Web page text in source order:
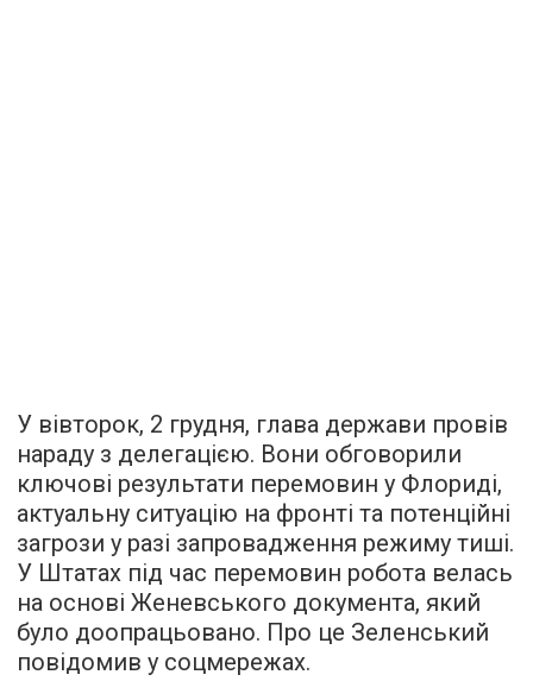
У вівторок, 2 грудня, глава держави провів
нараду з делегацією. Вони обговорили
ключові результати перемовин у Флориді,
актуальну ситуацію на фронті та потенційні
загрози у разі запровадження режиму тиші.
У Штатах під час перемовин робота велась
на основі Женевського документа, який
було доопрацьовано. Про це Зеленський
повідомив у соцмережах.